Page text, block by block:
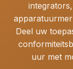
Deel uw
uur met